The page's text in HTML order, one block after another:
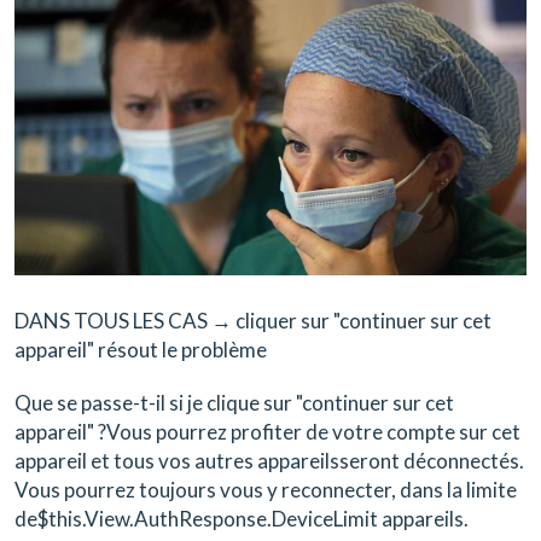
DANS TOUS LES CAS → cliquer sur "continuer sur cet
appareil" résout le problème
Que se passe-t-il si je clique sur "continuer sur cet
appareil" ?Vous pourrez profiter de votre compte sur cet
appareil et tous vos autres appareilsseront déconnectés.
Vous pourrez toujours vous y reconnecter, dans la limite
de$this.View.AuthResponse.DeviceLimit appareils.